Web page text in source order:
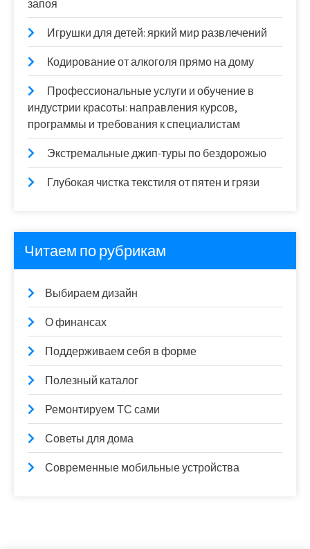
запоя
Игрушки для детей: яркий мир развлечений
Кодирование от алкоголя прямо на дому
Профессиональные услуги и обучение в
индустрии красоты: направления курсов,
программы и требования к специалистам
Экстремальные джип-туры по бездорожью
Глубокая чистка текстиля от пятен и грязи
Читаем по рубрикам
Выбираем дизайн
О финансах
Поддерживаем себя в форме
Полезный каталог
Ремонтируем ТС сами
Советы для дома
Современные мобильные устройства